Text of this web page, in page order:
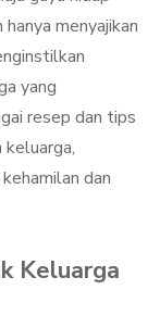
menyajikan
yang
resep dan tips
dan
Keluarga